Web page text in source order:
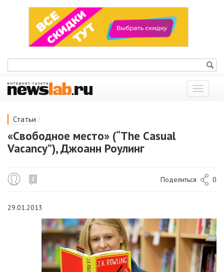
Показать
меню
Статьи /
«Свободное место» (“The Casual
Vacancy”), Джоанн Роулинг
2 Поделиться 0
29.01.2013